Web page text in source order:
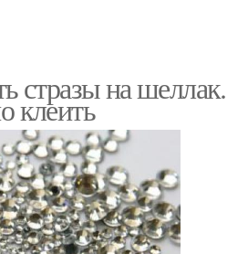
стразы на шеллак.
клеить